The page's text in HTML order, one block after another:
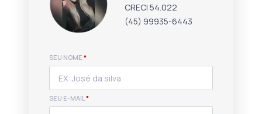
CRECI 54.022
(45) 99935-6443
SEU NOME *
SEU E-MAIL*